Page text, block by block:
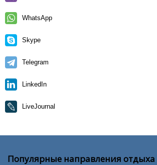
WhatsApp
Skype
Telegram
LinkedIn
LiveJournal
Популярные направления отдыха